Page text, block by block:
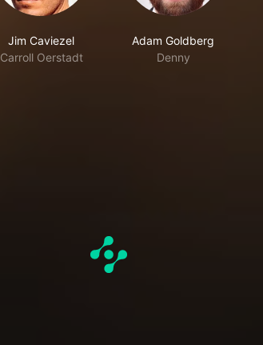
Jim Caviezel
Carroll Oerstadt
Adam Goldberg
Denny